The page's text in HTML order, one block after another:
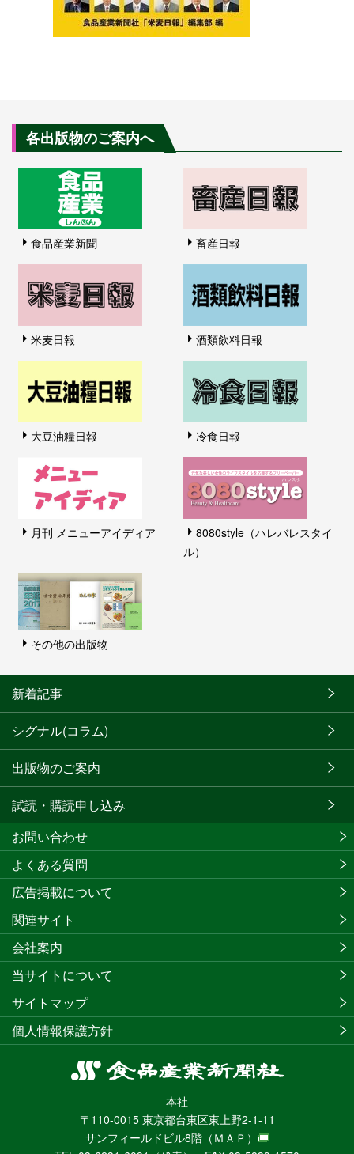
各出版物のご案内へ
食品産業新聞 畜産日報
米麦日報 酒類飲料日報
大豆油糧日報 冷食日報
月刊 メニューアイディア
8080style（ハレバレスタイ
ル）
その他の出版物
新着記事
シグナル(コラム)
出版物のご案内
試読・購読申し込み
食
産
業
新
本社
〒110-0015 東京都台東区東上野2-1-11
サンフィールドビル8階 （ＭＡＰ）
お問い合わせ
よくある質問
広告掲載について
関連サイト
会社案内
当サイトについて
サイトマップ
個人情報保護方針